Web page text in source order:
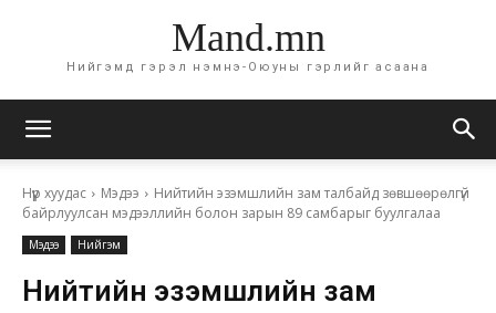
Mand.mn
Нийгэмд гэрэл нэмнэ-Оюуны гэрлийг асаана
Нүүр хуудас Мэдээ
Нийтийн эзэмшлийн зам талбайд зөвшөөрөлгүй
байрлуулсан мэдээллийн болон зарын 89 самбарыг буулгалаа
Мэдээ Нийгэм
Нийтийн эзэмшлийн зам